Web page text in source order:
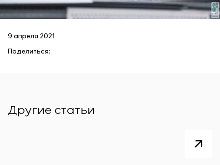
9 апреля 2021
Поделиться:
Другие статьи